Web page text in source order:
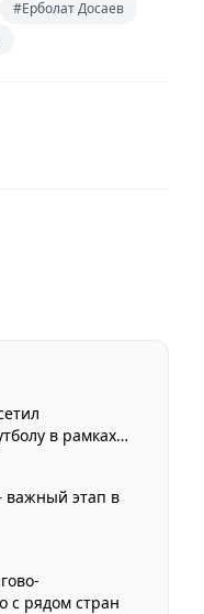
#Ерболат Досаев
в рамках
важный этап в
с рядом стран